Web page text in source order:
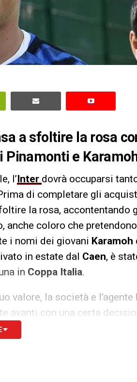
a sfoltire la rosa
e
l’Inter dovrà occuparsi
di completare gli
la rosa, accontentando
anche coloro che
i nomi dei giovani Karamoh
in estate dal Caen, è
in Coppa Italia.
valore, la società e l’agente
avanti con una certa
A